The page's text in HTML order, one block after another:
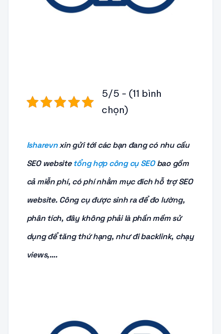
5/5 - (11 bình
chọn)
Isharevnxin gửi tới các bạn đang có nhu cầu
SEO websitetổng hợp công cụ SEObao gồm
cả miễn phí, có phí nhằm mục đích hỗ trợ SEO
website. Công cụ được sinh ra để đo lường,
phân tích, đây không phải là phần mềm sử
dụng để tăng thứ hạng, như đi backlink, chạy
views,….